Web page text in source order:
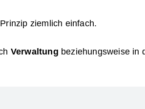
ziemlich einfach.
Verwaltung beziehungsweise in